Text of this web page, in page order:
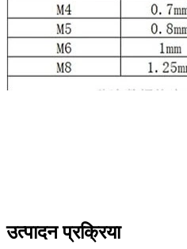
उत्पादन प्रक्रिया